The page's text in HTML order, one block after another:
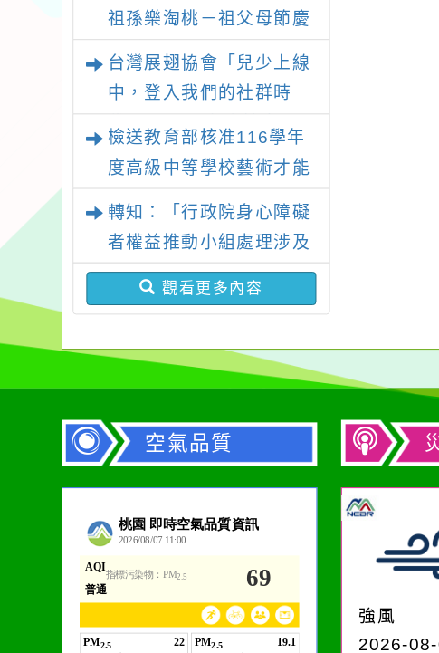
幸福系列講座及成長團
體」海報，惠請貴機關
(學校)運用多元管道宣
導。
祖孫樂淘桃－祖父母節慶
台灣展翅協會「兒少上線
中，登入我們的社群時
檢送教育部核准116學年
度高級中等學校藝術才能
份，請查照。
轉知：「行政院身心障礙
者權益推動小組處理涉及
違反身心障礙者權利公約
申訴案件作業原則」
觀看更多內容
空氣品質
強風
2026-
在實現理想的路途中，
必須排除一切干擾，特
別是要看清那些美麗的